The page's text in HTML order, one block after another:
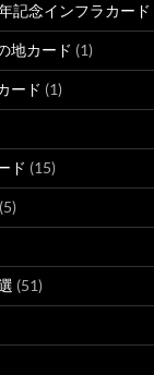
記念インフラカード
地カード (1)
ード (1)
ド (15)
(5)
(51)